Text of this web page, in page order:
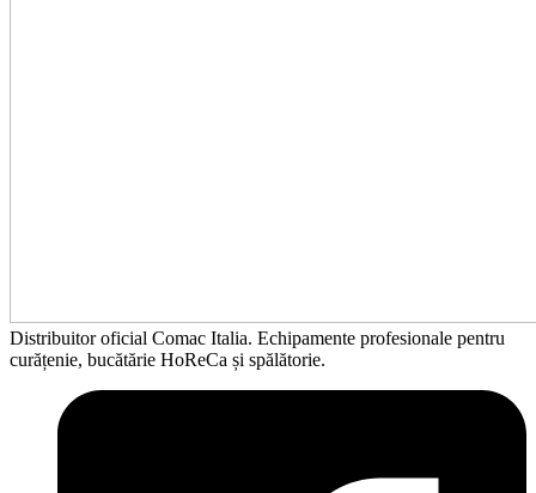
Distribuitor oficial Comac Italia. Echipamente profesionale pentru
curățenie, bucătărie HoReCa și spălătorie.